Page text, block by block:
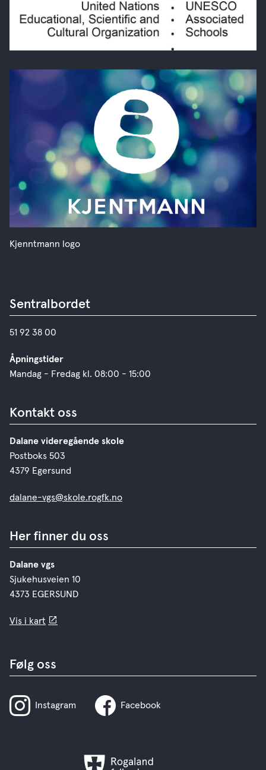
Kjenntmann logo
Sentralbordet
51 92 38 00
Åpningstider
Mandag - Fredag kl. 08:00 - 15:00
Kontakt oss
Dalane videregående skole
Postboks 503
4379 Egersund
dalane-vgs@skole.rogfk.no
Her finner du oss
Dalane vgs
Sjukehusveien 10
4373 EGERSUND
Vis i kart
Følg oss
Instagram Facebook
Rogaland